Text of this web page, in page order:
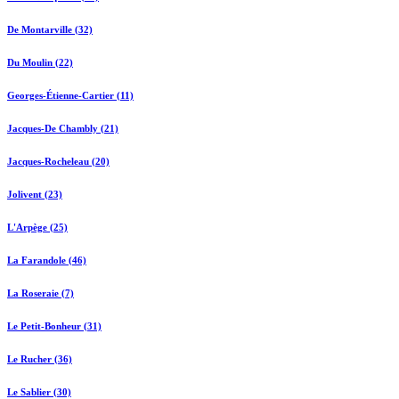
De Montarville (32)
Du Moulin (22)
Georges-Étienne-Cartier (11)
Jacques-De Chambly (21)
Jacques-Rocheleau (20)
Jolivent (23)
L'Arpège (25)
La Farandole (46)
La Roseraie (7)
Le Petit-Bonheur (31)
Le Rucher (36)
Le Sablier (30)